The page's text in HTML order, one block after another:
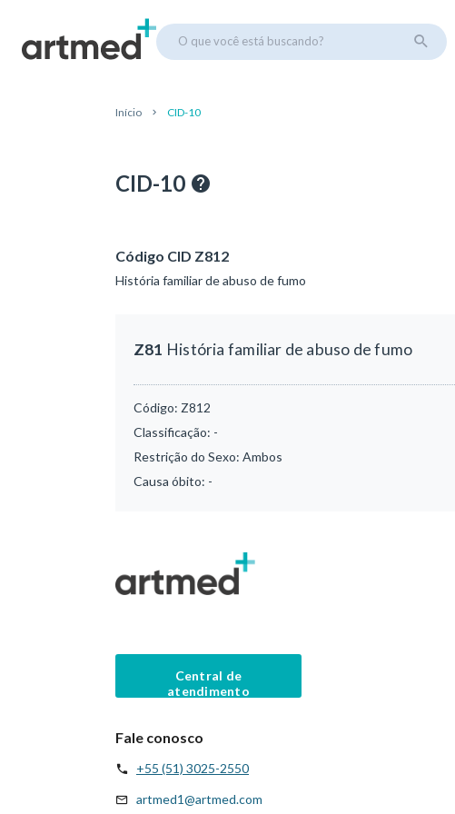
O que você está buscando?
Início CID-10
CID-10
Código CID Z812
História familiar de abuso de fumo
Z81 História familiar de abuso de fumo
Código: Z812
Classificação: -
Restrição do Sexo: Ambos
Causa óbito: -
Central de
atendimento
Fale conosco
+55 (51) 3025-2550
artmed1@artmed.com